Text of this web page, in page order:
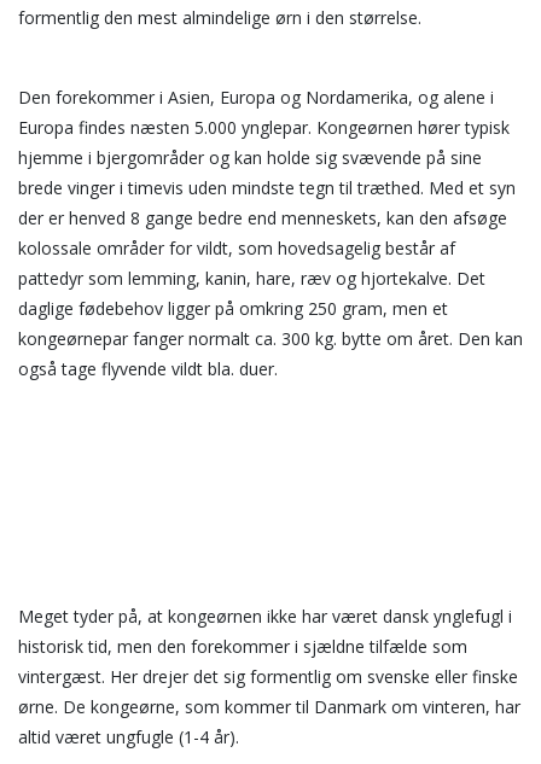
formentlig den mest almindelige ørn i den størrelse.
Den forekommer i Asien, Europa og Nordamerika, og alene i
Europa findes næsten 5.000 ynglepar. Kongeørnen hører typisk
hjemme i bjergområder og kan holde sig svævende på sine
brede vinger i timevis uden mindste tegn til træthed. Med et syn
der er henved 8 gange bedre end menneskets, kan den afsøge
kolossale områder for vildt, som hovedsagelig består af
pattedyr som lemming, kanin, hare, ræv og hjortekalve. Det
daglige fødebehov ligger på omkring 250 gram, men et
kongeørnepar fanger normalt ca. 300 kg. bytte om året. Den kan
også tage flyvende vildt bla. duer.
Meget tyder på, at kongeørnen ikke har været dansk ynglefugl i
historisk tid, men den forekommer i sjældne tilfælde som
vintergæst. Her drejer det sig formentlig om svenske eller finske
ørne. De kongeørne, som kommer til Danmark om vinteren, har
altid været ungfugle (1-4 år).